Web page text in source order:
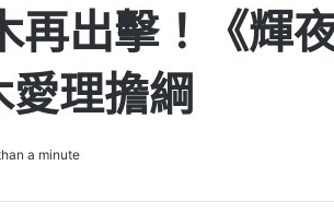
再出擊！《輝
理擔綱
a minute